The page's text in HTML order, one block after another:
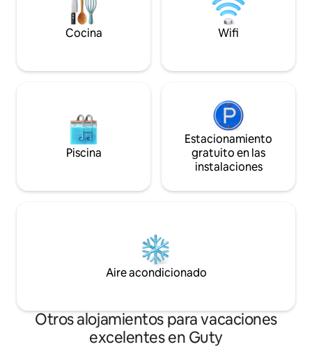
de campo entera, una terraza bastante
grande, una chimenea y una parrilla para
barbacoa. Sauna de leña 🔥 Precio Lunes
con fogata, gran
voleibol.
Cocina Wifi
Piscina
Estacionamiento
gratuito en las
instalaciones
Aire acondicionado
Otros alojamientos para vacaciones
excelentes en Guty